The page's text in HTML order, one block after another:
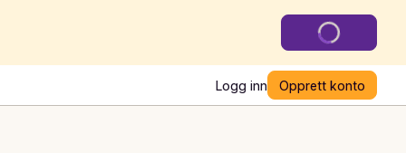
Logg inn Opprett konto